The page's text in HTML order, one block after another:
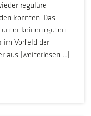
reguläre
konnten. Das
unter keinem guten
im Vorfeld der
aus [weiterlesen …]